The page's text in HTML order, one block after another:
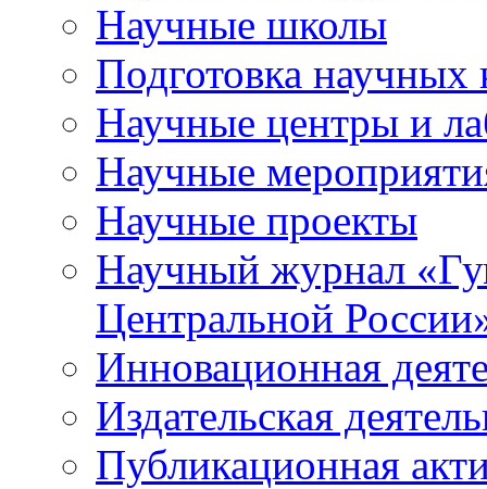
Научные школы
Подготовка научных
Научные центры и
Научные
Научные проекты
Научный журнал «
Центральной
Инновационная
Издательская
Публикационная